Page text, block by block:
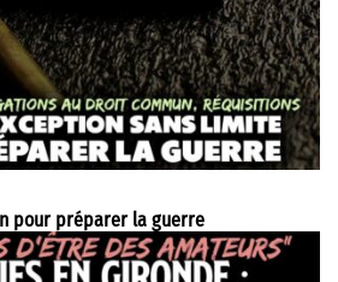
pour préparer la guerre